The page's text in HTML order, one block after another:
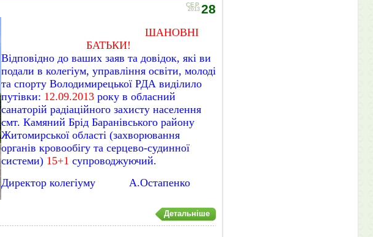
28
СЕР
2013
ШАНОВНІ
БАТЬКИ!
Відповідно до ваших заяв та довідок, які ви
подали в колегіум, управління освіти, молоді
та спорту Володимирецької РДА виділило
путівки: 12.09.2013року в обласний
санаторій радіаційного захисту населення
смт. Камяний Брід Баранівського району
Житомирської області (захворювання
органів кровообігу та серцево-судинної
системи) 15+1 супроводжуючий.
Директор колегіуму А.Остапенко
Детальніше